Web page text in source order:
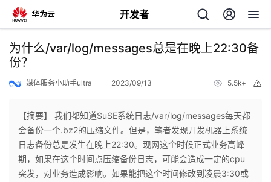
开发者
返
回
个
人
我
为什么/var/log/messages总是在晚上22:30备
份？
媒体服务小助手ultra 2023/09/13 5.5k+
【摘要】 我们都知道SuSE系统日志/var/log/messages每天都
会备份一个.bz2的压缩文件。但是，笔者发现开发机器上系统
日志备份总是发生在晚上22:30。现网这个时候正式业务高峰
期，如果在这个时间点压缩备份日志，可能会造成一定的cpu
突发，对业务造成影响。如果能把这个时间修改到凌晨3:30或